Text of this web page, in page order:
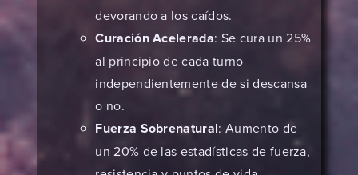
devorando a los caídos.
Curación Acelerada: Se cura un 25%
al principio de cada turno
independientemente de si descansa
o no.
Fuerza Sobrenatural: Aumento de
un 20% de las estadísticas de fuerza,